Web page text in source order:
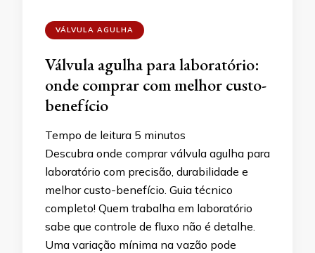
VÁLVULA AGULHA
Válvula agulha para laboratório:
onde comprar com melhor custo-
benefício
Tempo de leitura 5 minutos
Descubra onde comprar válvula agulha para
laboratório com precisão, durabilidade e
melhor custo-benefício. Guia técnico
completo! Quem trabalha em laboratório
sabe que controle de fluxo não é detalhe.
Uma variação mínima na vazão pode